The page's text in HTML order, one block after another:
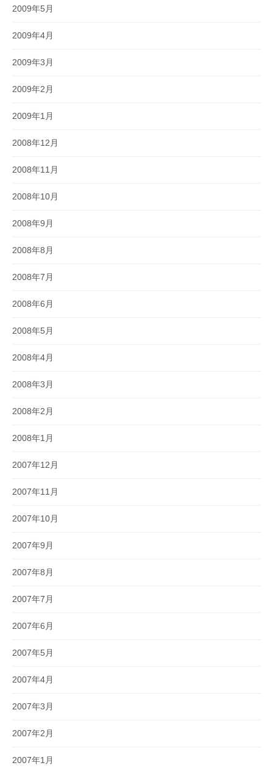
2009年5月
2009年4月
2009年3月
2009年2月
2009年1月
2008年12月
2008年11月
2008年10月
2008年9月
2008年8月
2008年7月
2008年6月
2008年5月
2008年4月
2008年3月
2008年2月
2008年1月
2007年12月
2007年11月
2007年10月
2007年9月
2007年8月
2007年7月
2007年6月
2007年5月
2007年4月
2007年3月
2007年2月
2007年1月